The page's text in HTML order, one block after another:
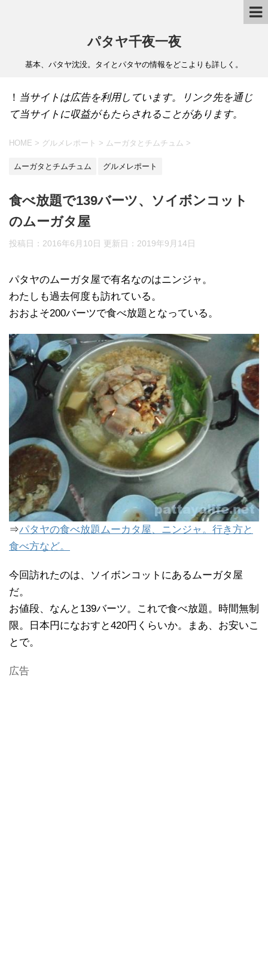
パタヤ千夜一夜
基本、パタヤ沈没。タイとパタヤの情報をどこよりも詳しく。
！ 当サイトは広告を利用しています。リンク先を通じ
て当サイトに収益がもたらされることがあります。
HOME > グルメレポート > ムーガタとチムチュム >
ムーガタとチムチュム グルメレポート
食べ放題で139バーツ、ソイボンコット
のムーガタ屋
投稿日：2016年6月10日 更新日： 2019年9月14日
パタヤのムーガタ屋で有名なのはニンジャ。
わたしも過去何度も訪れている。
おおよそ200バーツで食べ放題となっている。
⇒パタヤの食べ放題ムーカタ屋、ニンジャ。行き方と
食べ方など。
今回訪れたのは、ソイボンコットにあるムーガタ屋
だ。
お値段、なんと139バーツ。これで食べ放題。時間無制
限。日本円になおすと420円くらいか。まあ、お安いこ
とで。
広告